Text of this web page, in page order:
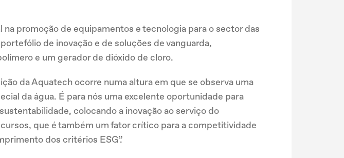
promoção de equipamentos e tecnologia para o sector das
de inovação e de soluções de vanguarda,
e um gerador de dióxido de cloro.
da Aquatech ocorre numa altura em que se observa uma
da água. É para nós uma excelente oportunidade para
colocando a inovação ao serviço do
que é também um fator crítico para a competitividade
dos critérios ESG”.